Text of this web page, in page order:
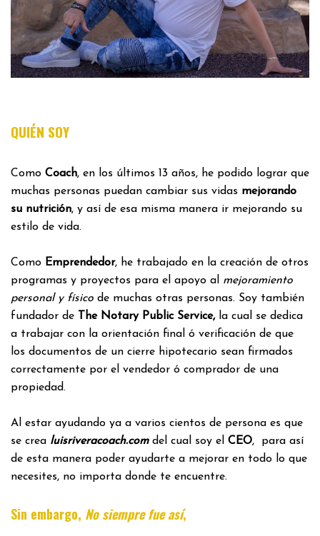
QUIÉN SOY
Como Coach, en los últimos 13 años, he podido lograr que
muchas personas puedan cambiar sus vidas mejorando
su nutrición, y así de esa misma manera ir mejorando su
estilo de vida.
Como Emprendedor, he trabajado en la creación de otros
programas y proyectos para el apoyo al mejoramiento
personal y físico de muchas otras personas. Soy también
fundador de
The Notary Public Service,la cual se dedica
a trabajar con la orientación final ó verificación de que
los documentos de un cierre hipotecario sean firmados
correctamente por el vendedor ó comprador de una
propiedad.
Al estar ayudando ya a varios cientos de persona es que
se crea luisriveracoach.comdel cual soy el CEO, para así
de esta manera poder ayudarte a mejorar en todo lo que
necesites, no importa donde te encuentre.
Sin embargo, No siempre fue así,